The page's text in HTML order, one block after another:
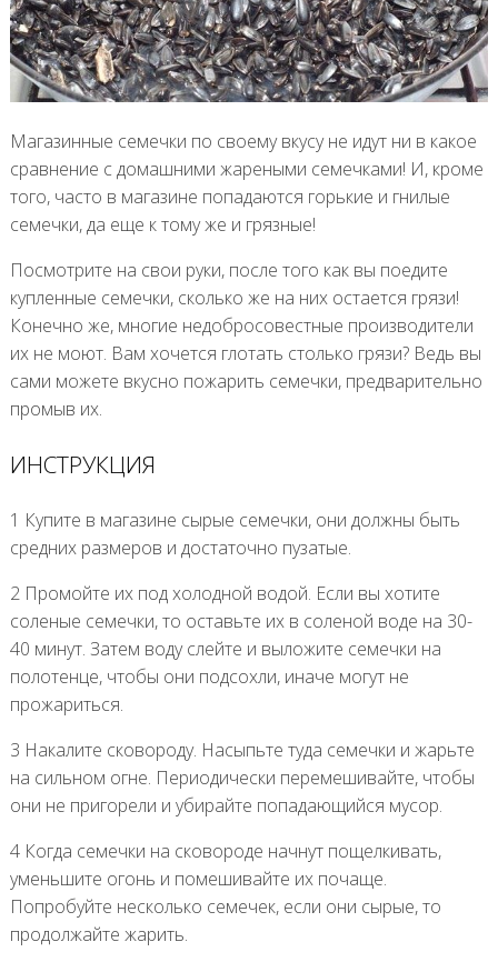
Магазинные семечки по своему вкусу не идут ни в какое
сравнение с домашними жареными семечками! И, кроме
того, часто в магазине попадаются горькие и гнилые
семечки, да еще к тому же и грязные!
Посмотрите на свои руки, после того как вы поедите
купленные семечки, сколько же на них остается грязи!
Конечно же, многие недобросовестные производители
их не моют. Вам хочется глотать столько грязи? Ведь вы
сами можете вкусно пожарить семечки, предварительно
промыв их.
ИНСТРУКЦИЯ
1 Купите в магазине сырые семечки, они должны быть
средних размеров и достаточно пузатые.
2 Промойте их под холодной водой. Если вы хотите
соленые семечки, то оставьте их в соленой воде на 30-
40 минут. Затем воду слейте и выложите семечки на
полотенце, чтобы они подсохли, иначе могут не
прожариться.
3 Накалите сковороду. Насыпьте туда семечки и жарьте
на сильном огне. Периодически перемешивайте, чтобы
они не пригорели и убирайте попадающийся мусор.
4 Когда семечки на сковороде начнут пощелкивать,
уменьшите огонь и помешивайте их почаще.
Попробуйте несколько семечек, если они сырые, то
продолжайте жарить.